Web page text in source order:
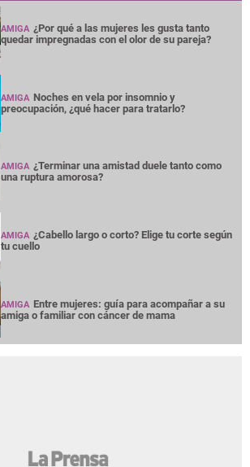
AMIGA ¿Por qué a las mujeres les gusta tanto
quedar impregnadas con el olor de su pareja?
AMIGA Noches en vela por insomnio y
preocupación, ¿qué hacer para tratarlo?
AMIGA ¿Terminar una amistad duele tanto como
una ruptura amorosa?
AMIGA ¿Cabello largo o corto? Elige tu corte según
tu cuello
AMIGA Entre mujeres: guía para acompañar a su
amiga o familiar con cáncer de mama